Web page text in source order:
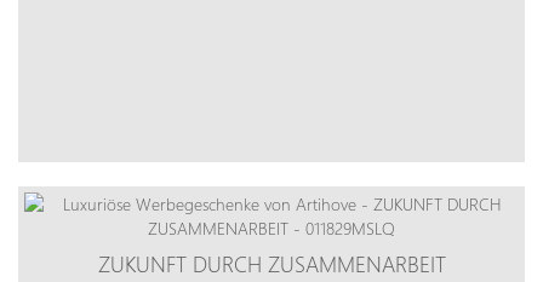
ZUKUNFT DURCH ZUSAMMENARBEIT